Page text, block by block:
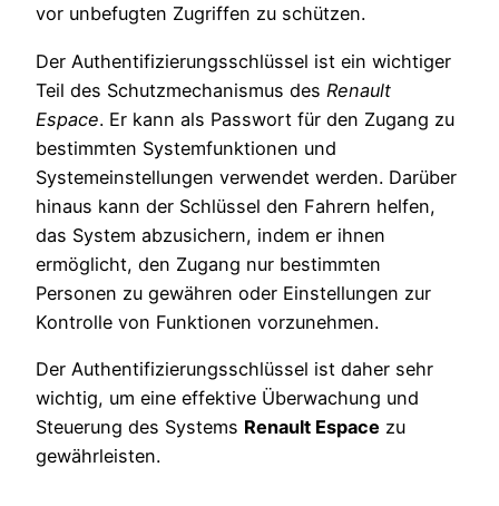
vor unbefugten Zugriffen zu schützen.
Der Authentifizierungsschlüssel ist ein wichtiger
Teil des Schutzmechanismus des Renault
Espace. Er kann als Passwort für den Zugang zu
bestimmten Systemfunktionen und
Systemeinstellungen verwendet werden. Darüber
hinaus kann der Schlüssel den Fahrern helfen,
das System abzusichern, indem er ihnen
ermöglicht, den Zugang nur bestimmten
Personen zu gewähren oder Einstellungen zur
Kontrolle von Funktionen vorzunehmen.
Der Authentifizierungsschlüssel ist daher sehr
wichtig, um eine effektive Überwachung und
Steuerung des Systems Renault Espace zu
gewährleisten.